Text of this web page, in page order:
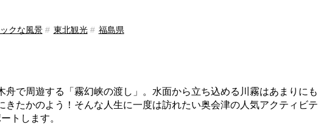
クな風景 東北観光 福島県
で周遊する「霧幻峡の渡し」。水面から立ち込める川霧はあまりにも
きたかのよう！そんな人生に一度は訪れたい奥会津の人気アクティビテ
トします。